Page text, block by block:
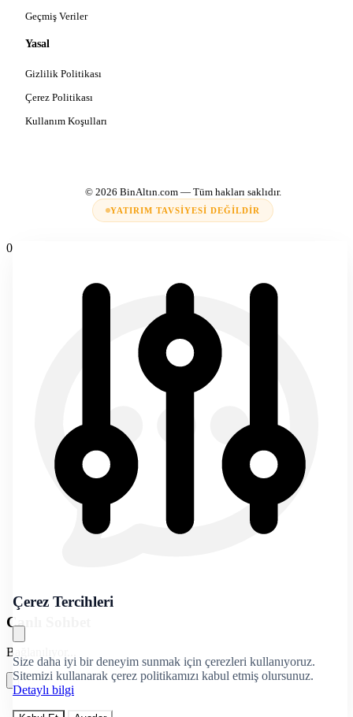
Geçmiş Veriler
Yasal
Gizlilik Politikası
Çerez Politikası
Kullanım Koşulları
© 2026 BinAltın.com— Tüm hakları saklıdır.
YATIRIM TAVSIYESI DEĞILDIR
Çerez Tercihleri
Size daha iyi bir deneyim sunmak için çerezleri kullanıyoruz.
Sitemizi kullanarak çerez politikamızı kabul etmiş olursunuz.
Detaylı bilgi
0
Canlı Sohbet
Bağlanılıyor...